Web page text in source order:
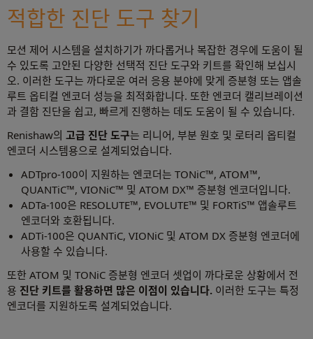
적합한 진단 도구 찾기
모션 제어 시스템을 설치하기가 까다롭거나 복잡한 경우에 도움이 될
수 있도록 고안된 다양한 선택적 진단 도구와 키트를 확인해 보십시
오. 이러한 도구는 까다로운 여러 응용 분야에 맞게 증분형 또는 앱솔
루트 옵티컬 엔코더 성능을 최적화합니다. 또한 엔코더 캘리브레이션
과 결함 진단을 쉽고, 빠르게 진행하는 데도 도움이 될 수 있습니다.
Renishaw의 고급 진단 도구는 리니어, 부분 원호 및 로터리 옵티컬
엔코더 시스템용으로 설계되었습니다.
ADTpro-100이 지원하는 엔코더는 TONiC™, ATOM™,
QUANTiC™, VIONiC™ 및 ATOM DX™ 증분형 엔코더입니다.
ADTa-100은 RESOLUTE™, EVOLUTE™ 및 FORTiS™ 앱솔루트
엔코더와 호환됩니다.
ADTi-100은 QUANTiC, VIONiC 및 ATOM DX 증분형 엔코더에
사용할 수 있습니다.
또한 ATOM 및 TONiC 증분형 엔코더 셋업이 까다로운 상황에서 전
용 진단 키트를 활용하면 많은 이점이 있습니다. 이러한 도구는 특정
엔코더를 지원하도록 설계되었습니다.